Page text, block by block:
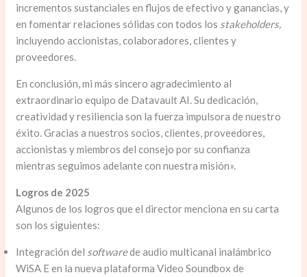
incrementos sustanciales en flujos de efectivo y ganancias, y
en fomentar relaciones sólidas con todos los stakeholders,
incluyendo accionistas, colaboradores, clientes y
proveedores.
En conclusión, mi más sincero agradecimiento al
extraordinario equipo de Datavault AI. Su dedicación,
creatividad y resiliencia son la fuerza impulsora de nuestro
éxito. Gracias a nuestros socios, clientes, proveedores,
accionistas y miembros del consejo por su confianza
mientras seguimos adelante con nuestra misión».
Logros de 2025
Algunos de los logros que el director menciona en su carta
son los siguientes:
Integración del softwarede audio multicanal inalámbrico
WiSA E en la nueva plataforma Video Soundbox de